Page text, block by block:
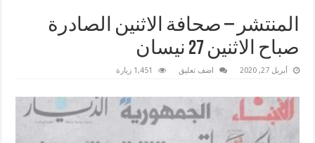
المنتشر – صحافة الاثنين الصادرة
صباح الاثنين 27 نيسان
أبريل 27, 2020 اضف تعليق 1,451 زيارة